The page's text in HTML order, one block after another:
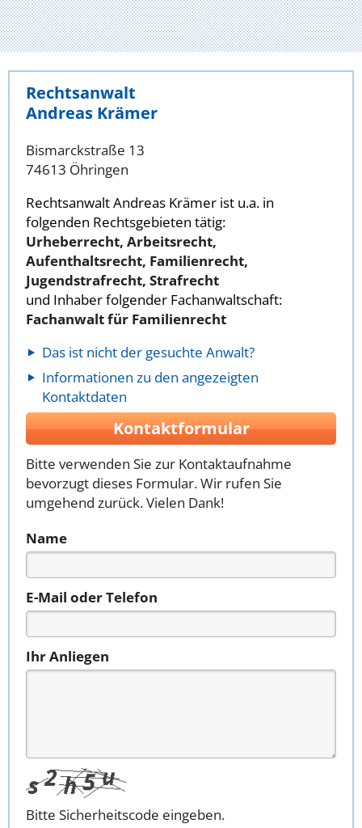
Rechtsanwalt
Andreas Krämer
Bismarckstraße 13
74613 Öhringen
Rechtsanwalt Andreas Krämer ist u.a. in
folgenden Rechtsgebieten tätig:
Urheberrecht, Arbeitsrecht,
Aufenthaltsrecht, Familienrecht,
Jugendstrafrecht, Strafrecht
und Inhaber folgender Fachanwaltschaft:
Fachanwalt für Familienrecht
Das ist nicht der gesuchte Anwalt?
Informationen zu den angezeigten
Kontaktdaten
Kontaktformular
Bitte verwenden Sie zur Kontaktaufnahme
bevorzugt dieses Formular. Wir rufen Sie
umgehend zurück. Vielen Dank!
Name
E-Mail oder Telefon
Ihr Anliegen
Bitte Sicherheitscode eingeben.